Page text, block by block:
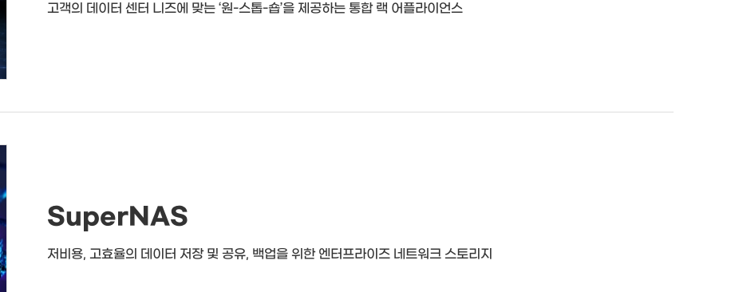
고객의 데이터 센터 니즈에 맞는 ‘원-스톱-숍’을 제공하는 통합 랙 어플라이언스
SuperNAS
저비용, 고효율의 데이터 저장 및 공유, 백업을 위한 엔터프라이즈 네트워크 스토리지